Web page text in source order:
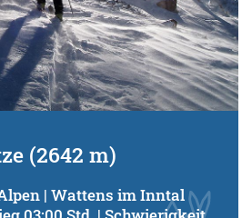
(2642 m)
| Wattens im Inntal